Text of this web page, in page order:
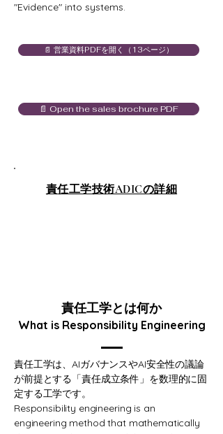
"Evidence" into systems.
📄 営業資料PDFを開く（13ページ）
📄 Open the sales brochure PDF
​責任工学技術ADICの詳細
責任工学とは何か
What is Responsibility Engineering
責任工学は、AIガバナンスやAI安全性の議論
が前提とする「責任成立条件」を数理的に固
定する工学です。
Responsibility engineering is an
engineering method that mathematically